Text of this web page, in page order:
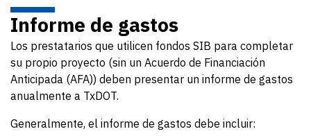
Informe de gastos
Los prestatarios que utilicen fondos SIB para completar
su propio proyecto (sin un Acuerdo de Financiación
Anticipada (AFA)) deben presentar un informe de gastos
anualmente a TxDOT.
Generalmente, el informe de gastos debe incluir: